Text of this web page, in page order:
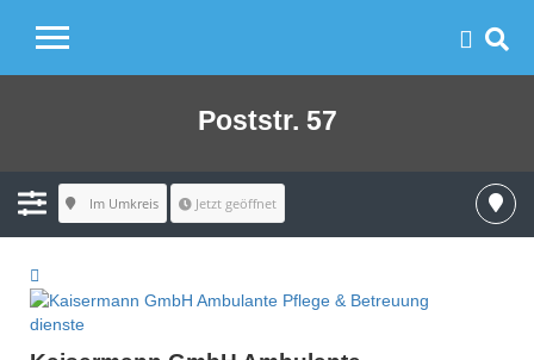
Poststr. 57
Im Umkreis Jetzt geöffnet
dienste